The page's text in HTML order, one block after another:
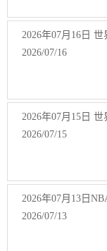
2026年07月16日
2026/07/16
2026年07月15日
2026/07/15
2026年07月13日
2026/07/13